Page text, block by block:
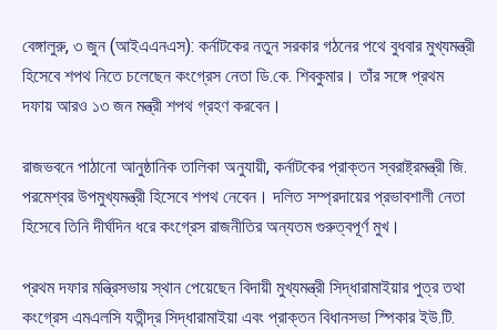
বেঙ্গালুরু, ৩ জুন (আইএএনএস): কর্নাটকের নতুন সরকার গঠনের পথে বুধবার মুখ্যমন্ত্রী
হিসেবে শপথ নিতে চলেছেন কংগ্রেস নেতা ডি.কে. শিবকুমার। তাঁর সঙ্গে প্রথম
দফায় আরও ১৩ জন মন্ত্রী শপথ গ্রহণ করবেন।
রাজভবনে পাঠানো আনুষ্ঠানিক তালিকা অনুযায়ী, কর্নাটকের প্রাক্তন স্বরাষ্ট্রমন্ত্রী জি.
পরমেশ্বর উপমুখ্যমন্ত্রী হিসেবে শপথ নেবেন। দলিত সম্প্রদায়ের প্রভাবশালী নেতা
হিসেবে তিনি দীর্ঘদিন ধরে কংগ্রেস রাজনীতির অন্যতম গুরুত্বপূর্ণ মুখ।
প্রথম দফার মন্ত্রিসভায় স্থান পেয়েছেন বিদায়ী মুখ্যমন্ত্রী সিদ্ধারামাইয়ার পুত্র তথা
কংগ্রেস এমএলসি যতীন্দ্র সিদ্ধারামাইয়া এবং প্রাক্তন বিধানসভা স্পিকার ইউ.টি.